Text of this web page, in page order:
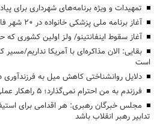
تمهیدات و ویژه برنامه‌های شهرداری برای
آغاز برنامه ملی پزشکی خانواده در ۲۰ شهر فاز دوم با حضور «پزشکیان»
آغاز سقوط اینفانتینو/ ولز اولین کشوری
بقایی: الان مذاکره‌ای با آمریکا نداریم/
است
دلایل روانشناختی کاهش میل به
فرزندم به من احترام نمی‌گذارد؛ ۵ راهکار عملی برای معکوس کردن این رفتار
مجلس خبرگان رهبری: هر اقدامی برای
تدابیر رهبر انقلاب باشد